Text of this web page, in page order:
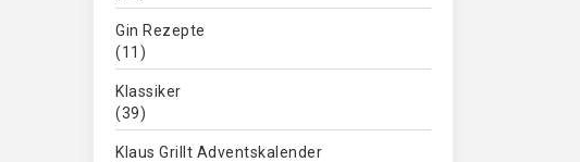
Gin Rezepte
(11)
Klassiker
(39)
Klaus Grillt Adventskalender